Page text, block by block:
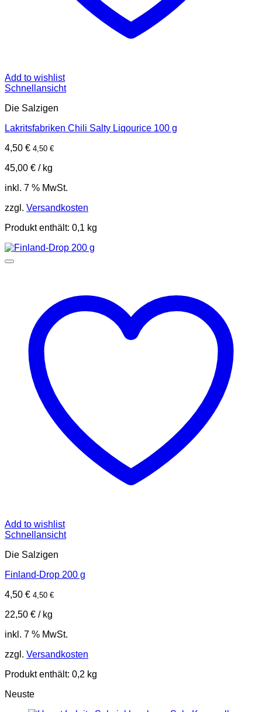
Add to wishlist
Schnellansicht
Die Salzigen
Lakritsfabriken Chili Salty Liqourice 100 g
4,50 € 4,50 €
45,00 € / kg
inkl. 7 % MwSt.
zzgl. Versandkosten
Produkt enthält: 0,1 kg
Add to wishlist
Schnellansicht
Die Salzigen
Finland-Drop 200 g
4,50 € 4,50 €
22,50 € / kg
inkl. 7 % MwSt.
zzgl. Versandkosten
Produkt enthält: 0,2 kg
Neuste